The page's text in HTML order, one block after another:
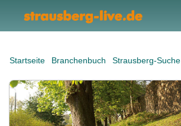
Startseite Branchenbuch Strausberg-Suche